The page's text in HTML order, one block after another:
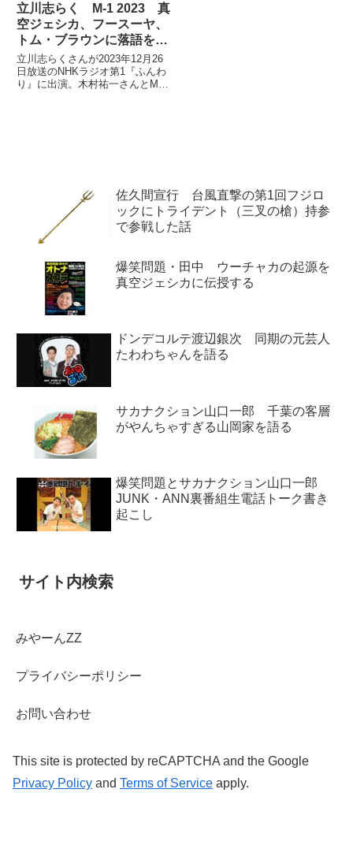
立川志らく M-1 2023 真
空ジェシカ、フースーヤ、
トム・ブラウンに落語を感
じた話
立川志らくさんが2023年12月26
日放送のNHKラジオ第1『ふんわ
り』に出演。木村祐一さんとM-1
佐久間宣行 台風直撃の第1回フジロ
ックにトライデント（三叉の槍）持参
で参戦した話
爆笑問題・田中 ウーチャカの起源を
真空ジェシカに伝授する
ドンデコルテ渡辺銀次 同期の元芸人
たわわちゃんを語る
サカナクション山口一郎 千葉の客層
がやんちゃすぎる山岡家を語る
爆笑問題とサカナクション山口一郎
JUNK・ANN裏番組生電話トーク書き
起こし
サイト内検索
みやーんZZ
プライバシーポリシー
お問い合わせ
This site is protected by reCAPTCHA and the Google
Privacy Policy and Terms of Service apply.